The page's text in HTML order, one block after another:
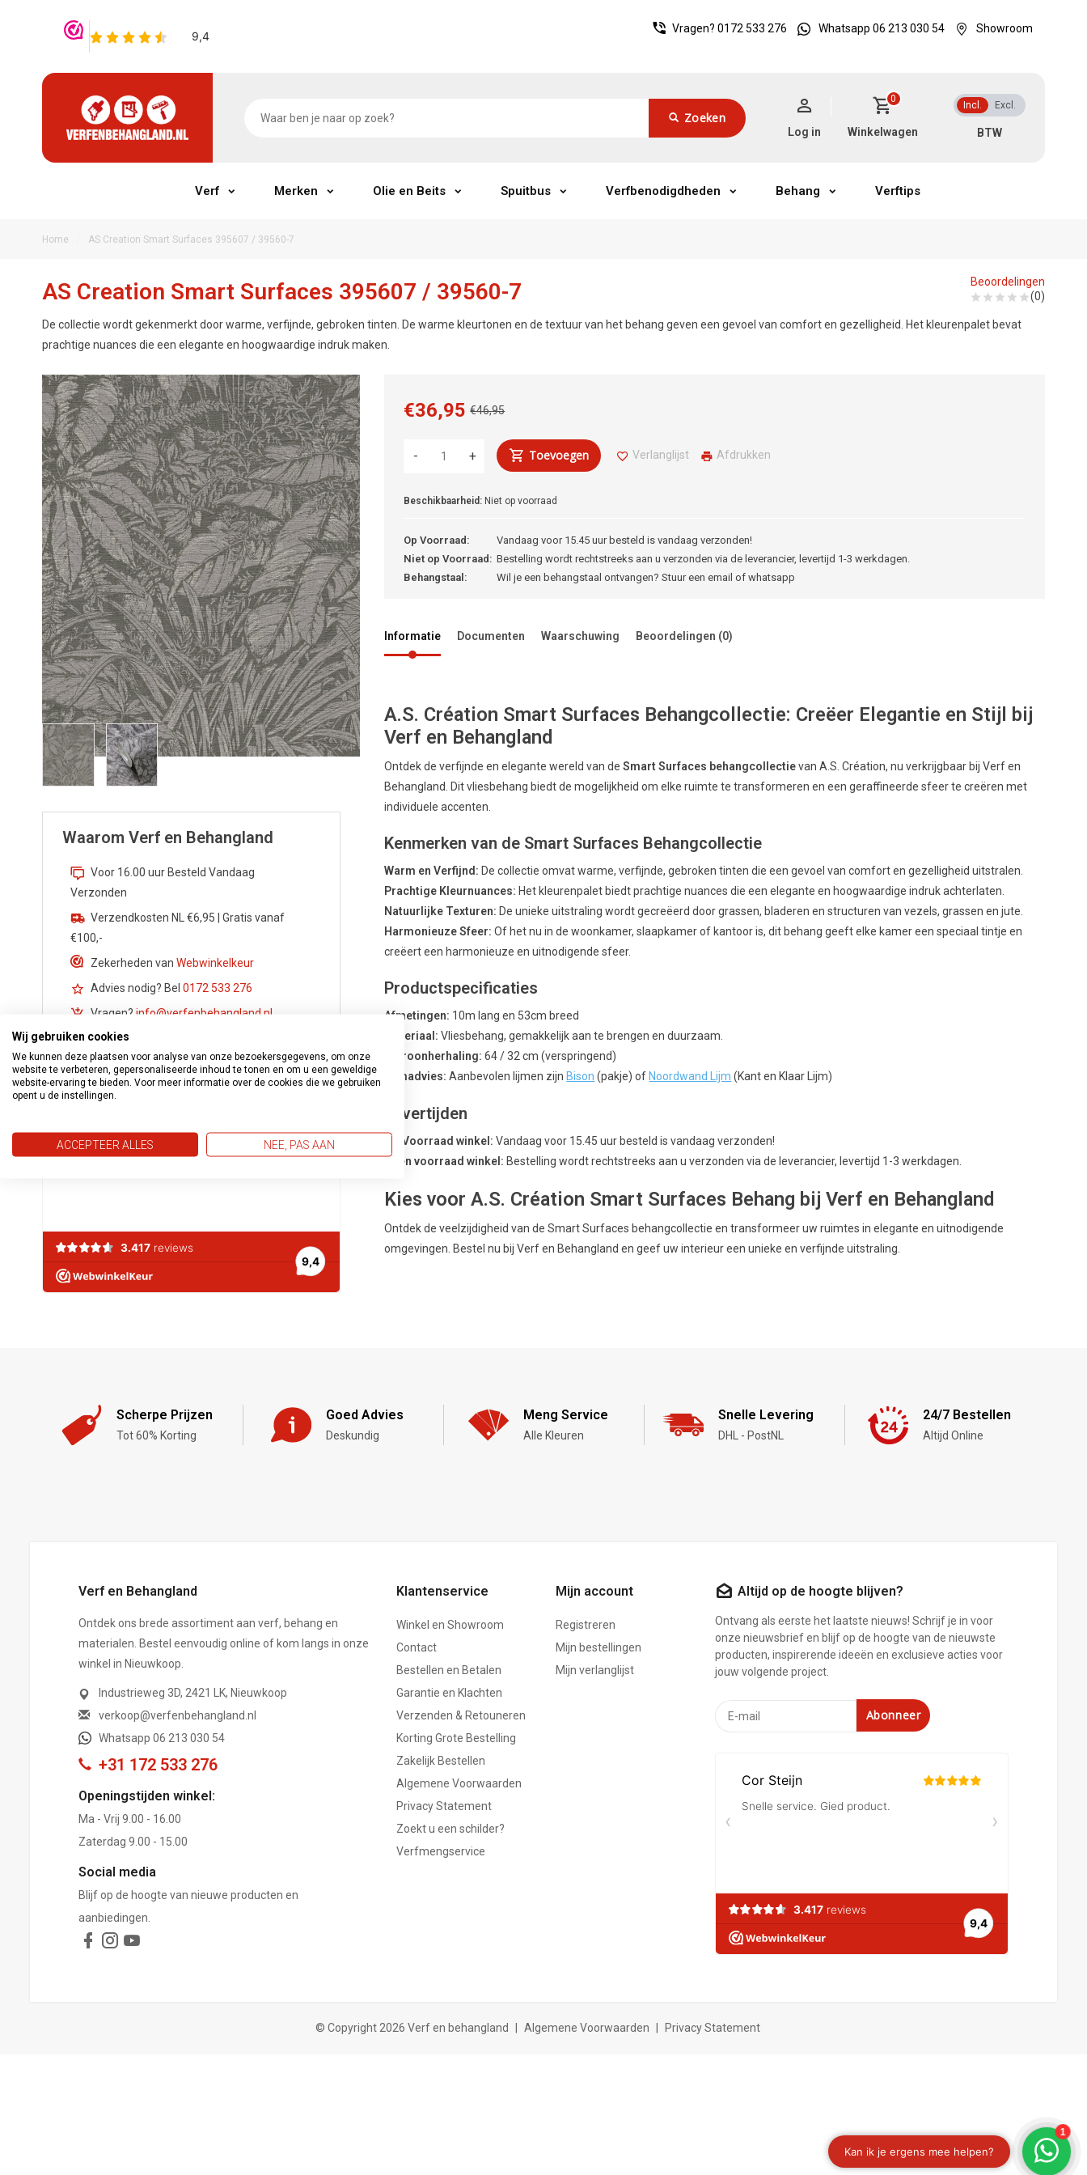
Vragen? 0172 533 276 Whatsapp 06 213 030 54 Showroom
Zoeken
Incl. Excl.
0
Winkelwagen
Log in
Verf Merken Olie en Beits Spuitbus Verfbenodigdheden Behang Verftips
Home AS Creation Smart Surfaces 395607 / 39560-7
AS Creation Smart Surfaces 395607 / 39560-7
De collectie wordt gekenmerkt door warme, verfijnde, gebroken tinten. De warme kleurtonen en de textuur van het behang geven een gevoel van comfort en gezelligheid. Het kleurenpalet bevat
prachtige nuances die een elegante en hoogwaardige indruk maken.
Beoordelingen
(0)
Waarom Verf en Behangland
Voor 16.00 uur Besteld Vandaag
Verzonden
Verzendkosten NL €6,95 | Gratis vanaf
€100,-
Zekerheden van Webwinkelkeur
Advies nodig? Bel 0172 533 276
Vragen? info@verfenbehangland.nl
Whatsapp
€46,95
€36,95
+
- Toevoegen Verlanglijst Afdrukken
Beschikbaarheid: Niet op voorraad
Op Voorraad:
Vandaag voor 15.45 uur besteld is vandaag verzonden!
Niet op Voorraad: Bestelling wordt rechtstreeks aan u verzonden via de leverancier, levertijd 1-3 werkdagen.
Behangstaal:
Wil je een behangstaal ontvangen? Stuur een email of whatsapp
Informatie Documenten Waarschuwing Beoordelingen (0)
A.S. Création Smart Surfaces Behangcollectie: Creëer Elegantie en Stijl bij
Verf en Behangland
Ontdek de verfijnde en elegante wereld van deSmart Surfaces behangcollectievan A.S. Création, nu verkrijgbaar bij Verf en
Behangland. Dit vliesbehang biedt de mogelijkheid om elke ruimte te transformeren en een geraffineerde sfeer te creëren met
individuele accenten.
Kenmerken van de Smart Surfaces Behangcollectie
Warm en Verfijnd: De collectie omvat warme, verfijnde, gebroken tinten die een gevoel van comfort en gezelligheid uitstralen.
Prachtige Kleurnuances: Het kleurenpalet biedt prachtige nuances die een elegante en hoogwaardige indruk achterlaten.
Natuurlijke Texturen: De unieke uitstraling wordt gecreëerd door grassen, bladeren en structuren van vezels, grassen en jute.
Harmonieuze Sfeer: Of het nu in de woonkamer, slaapkamer of kantoor is, dit behang geeft elke kamer een speciaal tintje en
creëert een harmonieuze en uitnodigende sfeer.
Productspecificaties
Afmetingen: 10m lang en 53cm breed
Materiaal: Vliesbehang, gemakkelijk aan te brengen en duurzaam.
Patroonherhaling: 64 / 32 cm (verspringend)
Lijmadvies: Aanbevolen lijmen zijn Bison (pakje) of Noordwand Lijm (Kant en Klaar Lijm)
Levertijden
Uit Voorraad winkel: Vandaag voor 15.45 uur besteld is vandaag verzonden!
Geen voorraad winkel: Bestelling wordt rechtstreeks aan u verzonden via de leverancier, levertijd 1-3 werkdagen.
Kies voor A.S. Création Smart Surfaces Behang bij Verf en Behangland
Ontdek de veelzijdigheid van de Smart Surfaces behangcollectie en transformeer uw ruimtes in elegante en uitnodigende
omgevingen. Bestel nu bij Verf en Behangland en geef uw interieur een unieke en verfijnde uitstraling.
Scherpe Prijzen
Tot 60% Korting
Goed Advies
Deskundig
Meng Service
Alle Kleuren
Snelle Levering
DHL - PostNL
24/7 Bestellen
Altijd Online
Verf en Behangland
Ontdek ons brede assortiment aan verf, behang en
materialen. Bestel eenvoudig online of kom langs in onze
winkel in Nieuwkoop.
Industrieweg 3D, 2421 LK, Nieuwkoop
verkoop@verfenbehangland.nl
Whatsapp 06 213 030 54
+31 172 533 276
Openingstijden winkel:
Ma - Vrij 9.00 - 16.00
Zaterdag 9.00 - 15.00
Social media
Blijf op de hoogte van nieuwe producten en
aanbiedingen.
Klantenservice
Winkel en Showroom
Contact
Bestellen en Betalen
Garantie en Klachten
Verzenden & Retouneren
Korting Grote Bestelling
Zakelijk Bestellen
Algemene Voorwaarden
Privacy Statement
Zoekt u een schilder?
Verfmengservice
Mijn account
Registreren
Mijn bestellingen
Mijn verlanglijst
Altijd op de hoogte blijven?
Ontvang als eerste het laatste nieuws! Schrijf je in voor
onze nieuwsbrief en blijf op de hoogte van de nieuwste
producten, inspirerende ideeën en exclusieve acties voor
jouw volgende project.
Abonneer
© Copyright 2026 Verf en behangland Algemene Voorwaarden Privacy Statement
Wij gebruiken cookies
We kunnen deze plaatsen voor analyse van onze bezoekersgegevens, om onze
website te verbeteren, gepersonaliseerde inhoud te tonen en om u een geweldige
website-ervaring te bieden. Voor meer informatie over de cookies die we gebruiken
opent u de instellingen.
ACCEPTEER ALLES NEE, PAS AAN